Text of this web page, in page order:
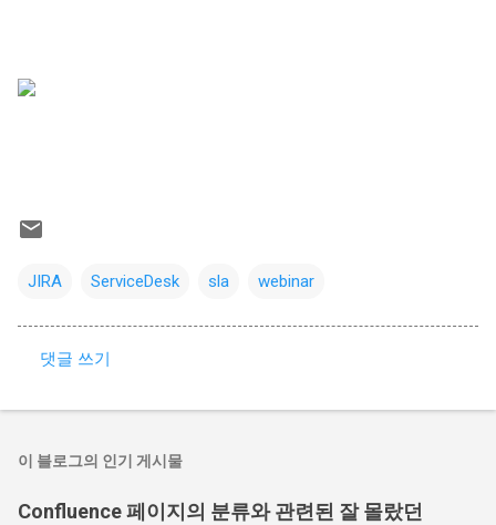
JIRA ServiceDesk sla webinar
글
댓글 쓰기
이 블로그의 인기 게시물
Confluence 페이지의 분류와 관련된 잘 몰랐던